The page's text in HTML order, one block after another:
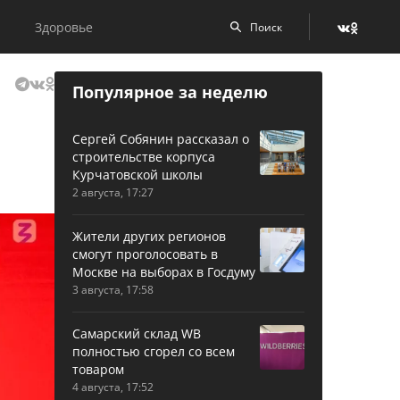
Здоровье
Популярное за неделю
Сергей Собянин рассказал о
строительстве корпуса
Курчатовской школы
2 августа, 17:27
Жители других регионов
смогут проголосовать в
Москве на выборах в Госдуму
3 августа, 17:58
Самарский склад WB
полностью сгорел со всем
товаром
4 августа, 17:52